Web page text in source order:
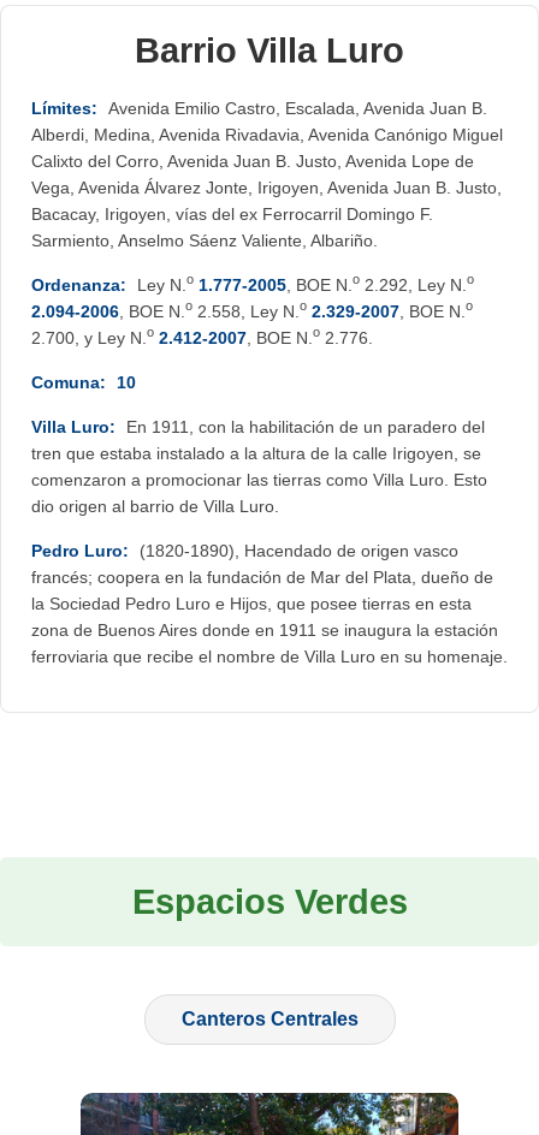
Barrio Villa Luro
Límites:
Avenida Emilio Castro, Escalada, Avenida Juan B.
Alberdi, Medina, Avenida Rivadavia, Avenida Canónigo Miguel
Calixto del Corro, Avenida Juan B. Justo, Avenida Lope de
Vega, Avenida Álvarez Jonte, Irigoyen, Avenida Juan B. Justo,
Bacacay, Irigoyen, vías del ex Ferrocarril Domingo F.
Sarmiento, Anselmo Sáenz Valiente, Albariño.
Ordenanza: Ley N. o 1.777-2005 , BOE N. o 2.292, Ley N. o
2.094-2006 , BOE N. o 2.558, Ley N. o 2.329-2007 , BOE N. o
2.700, y Ley N. o 2.412-2007 , BOE N. o 2.776.
Comuna: 10
Villa Luro:
En 1911, con la habilitación de un paradero del
tren que estaba instalado a la altura de la calle Irigoyen, se
comenzaron a promocionar las tierras como Villa Luro. Esto
dio origen al barrio de Villa Luro.
Pedro Luro:
(1820-1890), Hacendado de origen vasco
francés; coopera en la fundación de Mar del Plata, dueño de
la Sociedad Pedro Luro e Hijos, que posee tierras en esta
zona de Buenos Aires donde en 1911 se inaugura la estación
ferroviaria que recibe el nombre de Villa Luro en su homenaje.
Espacios Verdes
Canteros Centrales